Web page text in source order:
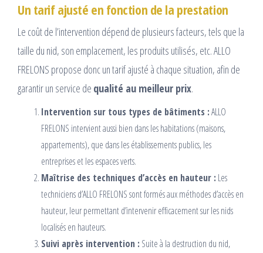
Un tarif ajusté en fonction de la prestation
Le coût de l’intervention dépend de plusieurs facteurs, tels que la
taille du nid, son emplacement, les produits utilisés, etc. ALLO
FRELONS propose donc un tarif ajusté à chaque situation, afin de
garantir un service de qualité au meilleur prix.
Intervention sur tous types de bâtiments :ALLO
FRELONS intervient aussi bien dans les habitations (maisons,
appartements), que dans les établissements publics, les
entreprises et les espaces verts.
Maîtrise des techniques d’accès en hauteur : Les
techniciens d’ALLO FRELONS sont formés aux méthodes d’accès en
hauteur, leur permettant d’intervenir efficacement sur les nids
localisés en hauteurs.
Suivi après intervention : Suite à la destruction du nid,